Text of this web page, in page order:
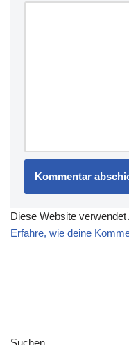
Diese Website
Erfahre, wie deine